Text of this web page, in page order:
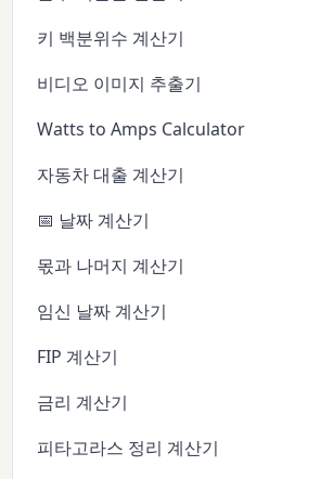
키 백분위수 계산기
비디오 이미지 추출기
Watts to Amps Calculator
자동차 대출 계산기
📅 날짜 계산기
몫과 나머지 계산기
임신 날짜 계산기
FIP 계산기
금리 계산기
피타고라스 정리 계산기